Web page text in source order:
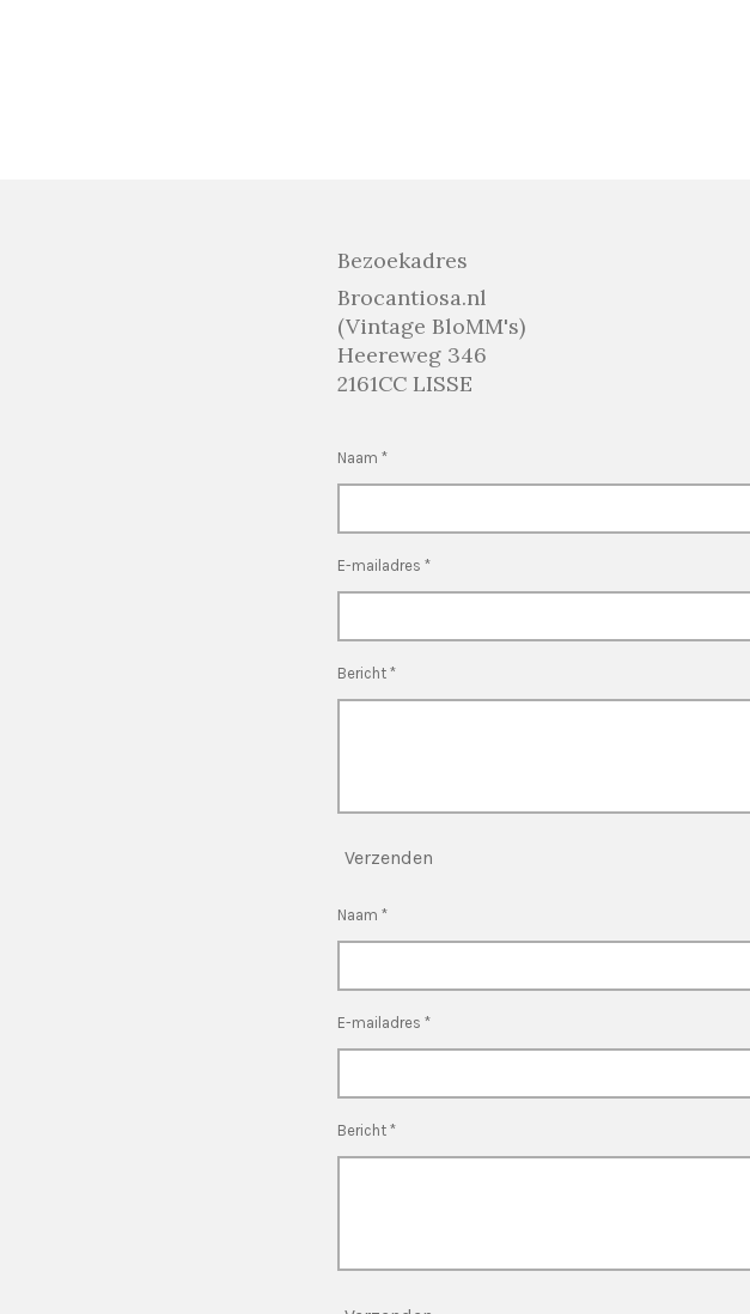
Bezoekadres
Brocantiosa.nl
(Vintage BloMM's)
Heereweg 346
2161CC LISSE
Naam *
E-mailadres *
Bericht *
Verzenden
Naam *
E-mailadres *
Bericht *